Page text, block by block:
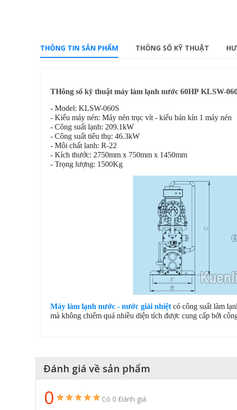
THÔNG TIN SẢN PHẨM THÔNG SỐ KỸ THUẬT
THông số kỹ thuật máy làm lạnh nước 60HP KLSW-
- Model: KLSW-060S
- Kiểu máy nén: Máy nén trục vít - kiểu bán kín 1 máy nén
- Công suất lạnh: 209.1kW
- Công suất tiêu thụ: 46.3kW
- Môi chất lanh: R-22
- Kích thước: 2750mm x 750mm x 1450mm
- Trọng lượng: 1500Kg
Máy làm lạnh nước - nước giải nhiệt có công suất làm
mà không chiếm quá nhiều diện tích được cung cấp bởi
Đánh giá về sản phẩm
0 Có 0 Đánh giá